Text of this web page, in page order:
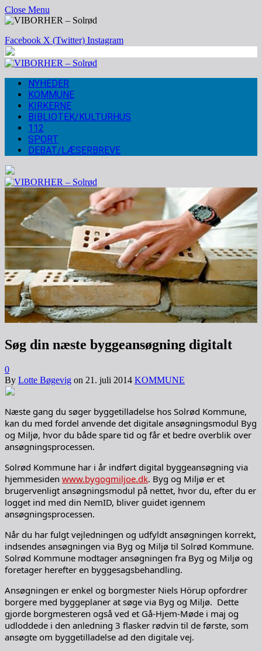
Close Menu
Facebook X (Twitter) Instagram
NYHEDER
KOMMUNE
KIRKERNE
BIBLIOTEK/KULTURHUS
112
SPORT
DEBAT/LÆSERBREVE
Søg din næste byggeansøgning digitalt
0
By Lotte Bøgevig on 21. juli 2014 KOMMUNE
Næste gang du søger byggetilladelse hos Solrød Kommune,
kan du med fordel anvende det digitale ansøgningsmodul Byg
og Miljø, hvor du både spare tid og får et bedre overblik over
ansøgningsprocessen.
Solrød Kommune har i år indført digital byggeansøgning via
hjemmesiden www.bygogmiljoe.dk. Byg og Miljø er et
brugervenligt ansøgningsmodul på nettet, hvor du, efter du er
logget ind med din NemID, bliver guidet igennem
ansøgningsprocessen.
Når du har fulgt vejledningen og udfyldt ansøgningen korrekt,
indsendes ansøgningen via Byg og Miljø til Solrød Kommune.
Solrød Kommune modtager ansøgningen fra Byg og Miljø og
foretager herefter en byggesagsbehandling.
Ansøgningen er enkel og borgmester Niels Hörup opfordrer
borgere med byggeplaner at søge via Byg og Miljø. Dette
gjorde borgmesteren også ved et Gå-Hjem-Møde i maj og
udloddede i den anledning 3 flasker rødvin til de første, som
ansøgte om byggetilladelse ad den digitale vej.